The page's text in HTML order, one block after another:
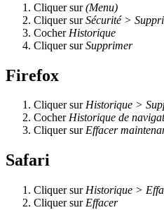
Cliquer sur(Menu)
Cliquer surSécurité >
Cocher Historique
Cliquer surSupprimer
Firefox
Cliquer surHistorique >
CocherHistorique de
Cliquer surEffacer
Safari
Cliquer sur Historique >
Cliquer sur Effacer